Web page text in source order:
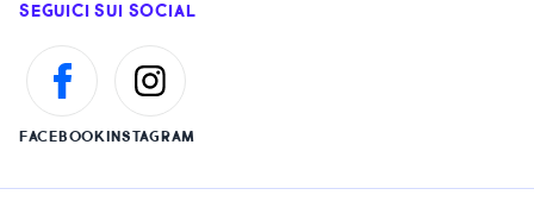
SEGUICI SUI SOCIAL
FACEBOOKINSTAGRAM